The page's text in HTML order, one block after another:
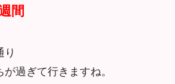
間
り
過ぎて行きますね。